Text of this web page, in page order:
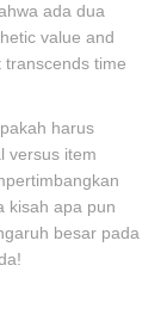
ada dua
value and
time
harus
versus item
kisah apa pun
besar pada